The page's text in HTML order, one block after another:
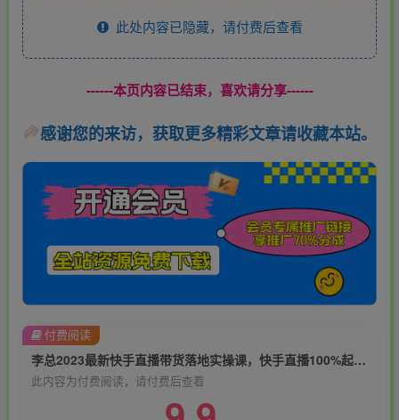
此处内容已隐藏，请付费后查看
------本页内容已结束，喜欢请分享------
感谢您的来访，获取更多精彩文章请收藏本站。
李总2023最新快手直播带货落地实操课，快手直播100%起号，全程干货
此内容为付费阅读，请付费后查看
付费阅读